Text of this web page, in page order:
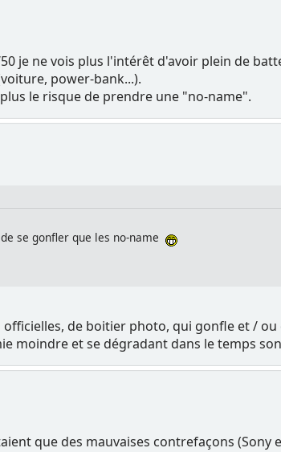
je ne vois plus l'intérêt d'avoir plein de
power-bank...).
le risque de prendre une "no-name".
se gonfler que les no-name
de boitier photo, qui gonfle et / ou
moindre et se dégradant dans le temps
que des mauvaises contrefaçons (Sony